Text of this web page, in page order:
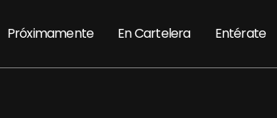
Próximamente En Cartelera Entérate